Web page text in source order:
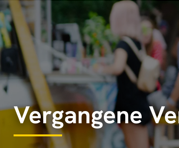
Vergangene